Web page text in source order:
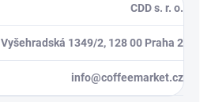
CDD s. r. o.
Vyšehradská 1349/2, 128 00 Praha 2
info@coffeemarket.cz